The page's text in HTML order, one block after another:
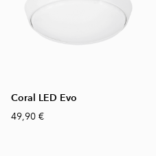
Coral LED Evo
49,90 €